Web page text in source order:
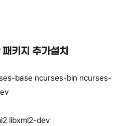
키지 추가설치
base ncurses-bin ncurses-
libxml2-dev